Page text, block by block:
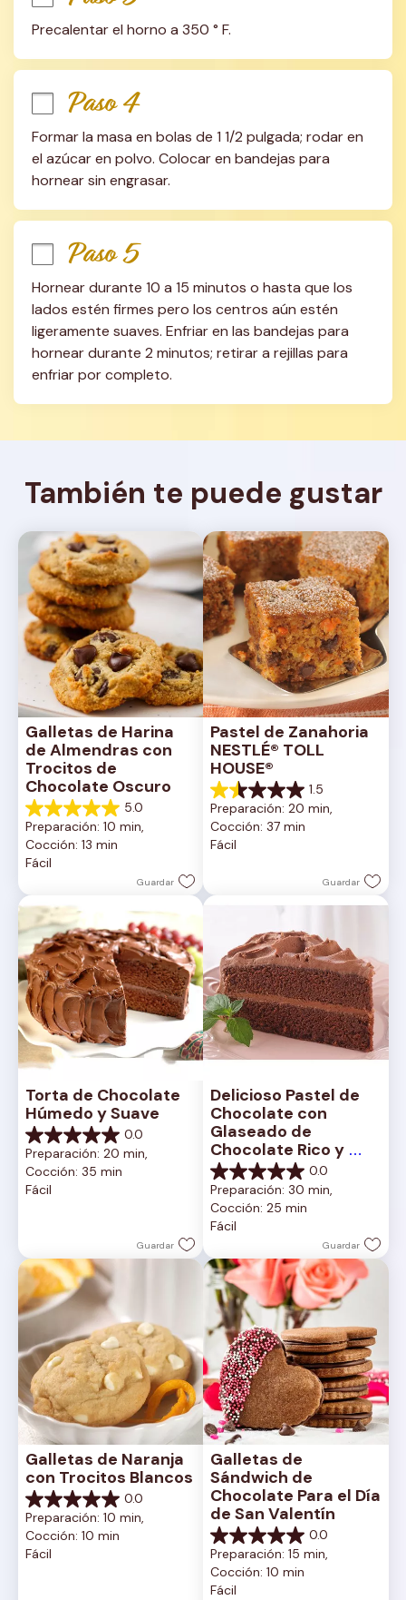
Precalentar el horno a 350 ° F.
Paso 4
Formar la masa en bolas de 1 1/2 pulgada; rodar en
el azúcar en polvo. Colocar en bandejas para
hornear sin engrasar.
Paso 5
Hornear durante 10 a 15 minutos o hasta que los
lados estén firmes pero los centros aún estén
ligeramente suaves. Enfriar en las bandejas para
hornear durante 2 minutos; retirar a rejillas para
enfriar por completo.
También te puede gustar
Galletas de Harina
de Almendras con
Trocitos de
Chocolate Oscuro
5.0
5.0
de
5
estrellas.
reseña
Preparación: 10 min,
Cocción: 13 min
Fácil
Guardar
Pastel de Zanahoria
NESTLÉ® TOLL
HOUSE®
1.5
1.5
de
5
estrellas.
Preparación: 20 min,
Cocción: 37 min
Fácil
Guardar
Torta de Chocolate
Húmedo y Suave
0.0
0.0
de
5
estrellas.
Preparación: 20 min,
Cocción: 35 min
Fácil
Guardar
Delicioso Pastel de
Chocolate con
Glaseado de
Chocolate Rico y
Cremoso
0.0
0.0
de
5
estrellas.
Preparación: 30 min,
Cocción: 25 min
Fácil
Guardar
Galletas de Naranja
con Trocitos Blancos
0.0
0.0
de
5
estrellas.
Preparación: 10 min,
Cocción: 10 min
Fácil
Galletas de
Sándwich de
Chocolate Para el Día
de San Valentín
0.0
0.0
de
5
estrellas.
Preparación: 15 min,
Cocción: 10 min
Fácil